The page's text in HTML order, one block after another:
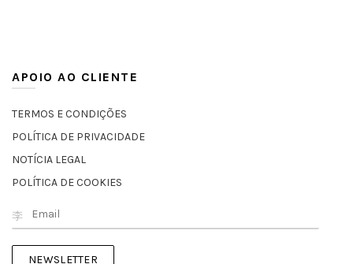
APOIO AO CLIENTE
TERMOS E CONDIÇÕES
POLÍTICA DE PRIVACIDADE
NOTÍCIA LEGAL
POLÍTICA DE COOKIES